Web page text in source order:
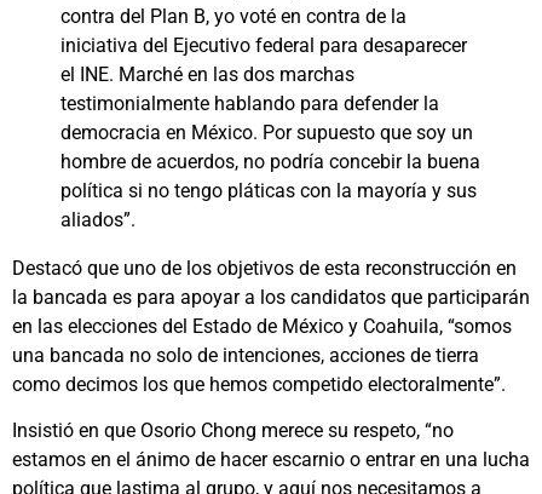
contra del Plan B, yo voté en contra de la
iniciativa del Ejecutivo federal para desaparecer
el INE. Marché en las dos marchas
testimonialmente hablando para defender la
democracia en México. Por supuesto que soy un
hombre de acuerdos, no podría concebir la buena
política si no tengo pláticas con la mayoría y sus
aliados”.
Destacó que uno de los objetivos de esta reconstrucción en
la bancada es para apoyar a los candidatos que participarán
en las elecciones del Estado de México y Coahuila, “somos
una bancada no solo de intenciones, acciones de tierra
como decimos los que hemos competido electoralmente”.
Insistió en que Osorio Chong merece su respeto, “no
estamos en el ánimo de hacer escarnio o entrar en una lucha
política que lastima al grupo, y aquí nos necesitamos a